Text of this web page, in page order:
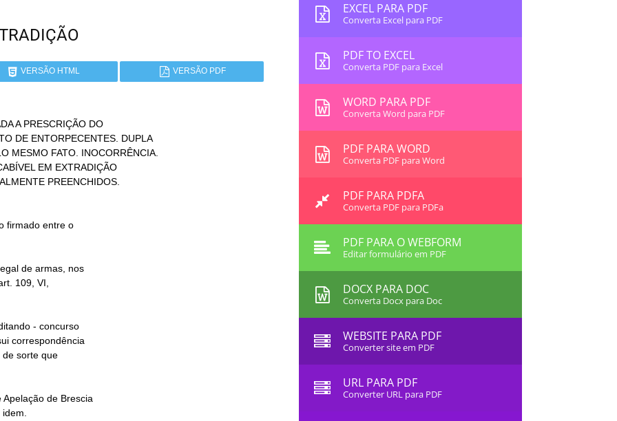
VERSÃO HTML VERSÃO PDF
A PRESCRIÇÃO DO
EXCEL PARA PDF
Converta Excel para PDF
PDF TO EXCEL
Converta PDF para Excel
WORD PARA PDF
Converta Word para PDF
PDF PARA WORD
Converta PDF para Word
PDF PARA PDFA
Converta PDF para PDFa
PDF PARA O WEBFORM
Editar formulário em PDF
DOCX PARA DOC
Converta Docx para Doc
WEBSITE PARA PDF
Converter site em PDF
URL PARA PDF
Converter URL para PDF